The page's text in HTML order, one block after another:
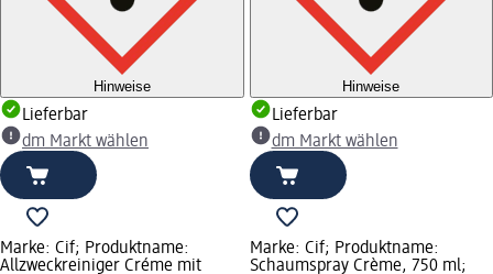
Hinweise
Lieferbar
dm Markt wählen
Hinweise
Lieferbar
dm Markt wählen
Marke: Cif; Produktname:
Allzweckreiniger Créme mit
Marke: Cif; Produktname:
Schaumspray Crème, 750 ml;